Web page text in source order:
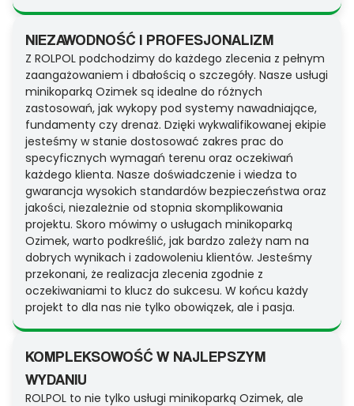
NIEZAWODNOŚĆ I PROFESJONALIZM
Z ROLPOL podchodzimy do każdego zlecenia z pełnym
zaangażowaniem i dbałością o szczegóły. Nasze usługi
minikoparką Ozimek są idealne do różnych
zastosowań, jak wykopy pod systemy nawadniające,
fundamenty czy drenaż. Dzięki wykwalifikowanej ekipie
jesteśmy w stanie dostosować zakres prac do
specyficznych wymagań terenu oraz oczekiwań
każdego klienta. Nasze doświadczenie i wiedza to
gwarancja wysokich standardów bezpieczeństwa oraz
jakości, niezależnie od stopnia skomplikowania
projektu. Skoro mówimy o usługach minikoparką
Ozimek, warto podkreślić, jak bardzo zależy nam na
dobrych wynikach i zadowoleniu klientów. Jesteśmy
przekonani, że realizacja zlecenia zgodnie z
oczekiwaniami to klucz do sukcesu. W końcu każdy
projekt to dla nas nie tylko obowiązek, ale i pasja.
KOMPLEKSOWOŚĆ W NAJLEPSZYM
WYDANIU
ROLPOL to nie tylko usługi minikoparką Ozimek, ale